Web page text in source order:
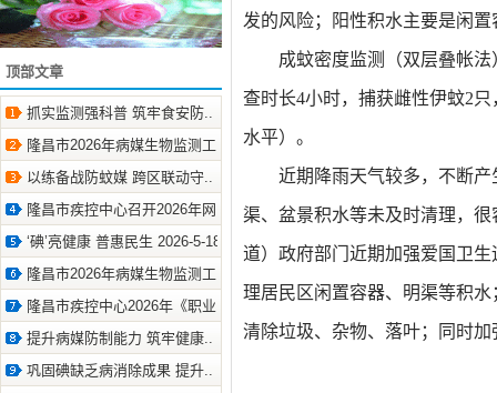
顶部文章
抓实监测强科普 筑牢食安防.. 2026-8-6
隆昌市2026年病媒生物监测工.. 2026-7-15
以练备战防蚊媒 跨区联动守.. 2026-7-10
隆昌市疾控中心召开2026年网.. 2026-7-2
‘碘’亮健康 普惠民生 2026-5-18
隆昌市2026年病媒生物监测工.. 2026-5-14
隆昌市疾控中心2026年《职业.. 2026-5-6
提升病媒防制能力 筑牢健康.. 2026-4-29
巩固碘缺乏病消除成果 提升.. 2026-4-23
发的风险； 阳性积水主要是闲置
成蚊密度监测（双层叠帐法
查时长4小时，捕获雌性伊蚊2只
水平） 。
近期 降雨天气较多，不断产
渠、 盆景积水等未及时清理，很
道）政府部门近期加强爱国卫
理居民区闲置容器、 明渠等积水
清除垃圾、杂物、 落叶； 同时加